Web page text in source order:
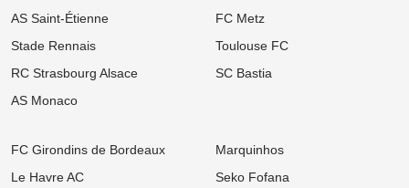
06/08 Ligue 1
turque !
06/08 Ligue 1
Mercato Rennes : « Ce n’est pas mon style », un flop estival flingue
OL : Effectif à retoucher, latéraux ciblés... Le mercato lyonnais
s'embrase avant le retour contre le Sparta Prague
AS Saint-Étienne
Stade Rennais
RC Strasbourg Alsace
AS Monaco
FC Metz
Toulouse FC
SC Bastia
FC Girondins de Bordeaux
Le Havre AC
Marquinhos
Seko Fofana